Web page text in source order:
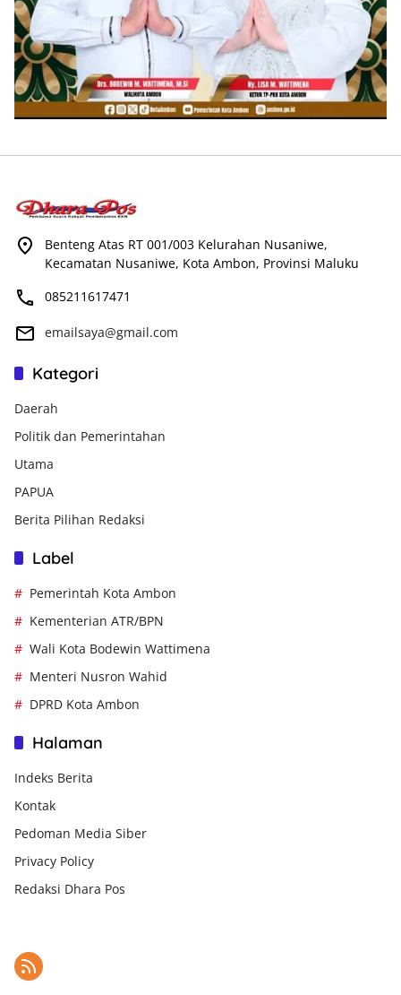
Benteng Atas RT 001/003 Kelurahan Nusaniwe,
Kecamatan Nusaniwe, Kota Ambon, Provinsi Maluku
085211617471
emailsaya@gmail.com
Kategori
Daerah
Politik dan Pemerintahan
Utama
PAPUA
Berita Pilihan Redaksi
Label
Pemerintah Kota Ambon
Kementerian ATR/BPN
Wali Kota Bodewin Wattimena
Menteri Nusron Wahid
DPRD Kota Ambon
Halaman
Indeks Berita
Kontak
Pedoman Media Siber
Privacy Policy
Redaksi Dhara Pos